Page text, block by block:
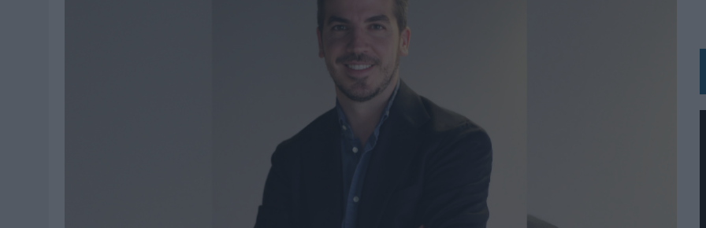
EL USO DE LA IA GENERATIVA ALCANZA YA AL 62% DE LOS ESPAÑOLES
SYSTEM1 NOMBRA A KIMBERLY BASTONI COMO NUEVA DIRECTORA COMERCIAL GLOBAL
FRIGO Y UNIQLO LANZAN UNA COLECCIÓN PERSONALIZABLE INSPIRADA EN CORNETTO, CALIPPO Y SOLERO
LA IA ESTÁ SUBIENDO EL LISTÓN DE LA CREATIVIDAD
BEON WORLDWIDE LANZA RAÍZ URBANA PARA TRANSFORMAR EL PATRIMONIO HISTÓRICO EN ACTIVOS CULTURALES Y ECONÓMICOS
FABRA COMUNICACIÓN INCORPORA A CASONÁ Y ASUME LA GESTIÓN DE SUS RELACIONES CON LOS MEDIOS
LOPESAN HOTELS & RESORTS ACERCA EL PARAÍSO CANARIO EN SU ÚLTIMA CAMPAÑA INTERNACIONAL
LUIS ARQUILLOS (BURGO DE ARIAS): “LA CONSTRUCCIÓN DE MARCA A LARGO PLAZO Y LA MEDICIÓN SON DOS CARAS DE LA MISMA